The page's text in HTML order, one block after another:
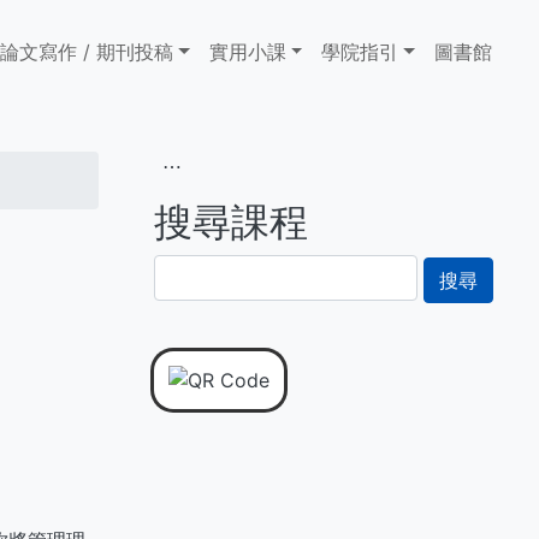
論文寫作 / 期刊投稿 實用小課 學院指引 圖書館
⋯
搜尋課程
尋